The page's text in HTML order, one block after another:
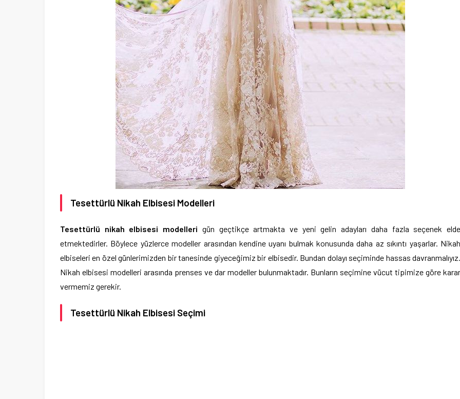
Tesettürlü Nikah Elbisesi Modelleri
Tesettürlü nikah elbisesi modelleri gün geçtikçe artmakta ve yeni gelin adayları daha fazla seçenek elde
etmektedirler. Böylece yüzlerce modeller arasından kendine uyanı bulmak konusunda daha az sıkıntı yaşarlar. Nikah
elbiseleri en özel günlerimizden bir tanesinde giyeceğimiz bir elbisedir. Bundan dolayı seçiminde hassas davranmalıyız.
Nikah elbisesi modelleri arasında prenses ve dar modeller bulunmaktadır. Bunların seçimine vücut tipimize göre karar
vermemiz gerekir.
Tesettürlü Nikah Elbisesi Seçimi